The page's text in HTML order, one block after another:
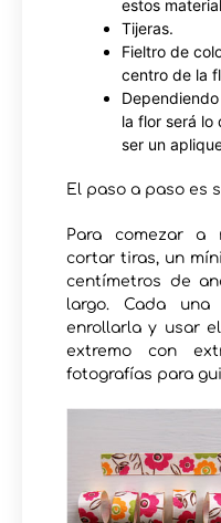
estos
Tijeras.
Fieltro de
centro de la
la flor será lo
ser un
El paso a paso es
Para comezar a
cortar tiras, un
centímetros de
largo. Cada
enrollarla y usar
extremo con
fotografías para